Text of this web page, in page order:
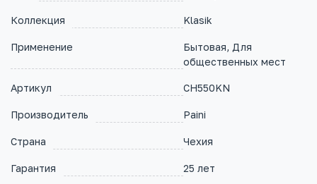
Коллекция Klasik
Применение
Бытовая, Для
общественных мест
Артикул CH550KN
Производитель Paini
Страна Чехия
Гарантия 25 лет